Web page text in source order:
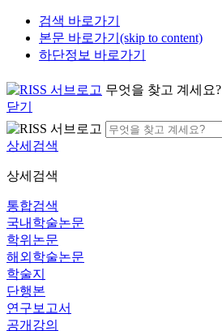
검색 바로가기
본문 바로가기(skip to content)
하단정보 바로가기
무엇을 찾고 계세요?
닫기
상세검색
상세검색
통합검색
국내학술논문
학위논문
해외학술논문
학술지
단행본
연구보고서
공개강의